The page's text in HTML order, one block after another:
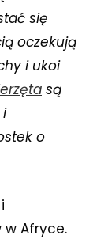
się
oczekują
i ukoi
są
i
o
Afryce.